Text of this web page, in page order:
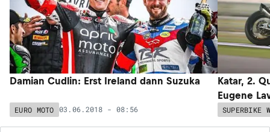
Damian Cudlin: Erst Ireland dann Suzuka
EURO MOTO 03.06.2018 - 08:56
Katar, 2.
Eugene
SUPERBIKE